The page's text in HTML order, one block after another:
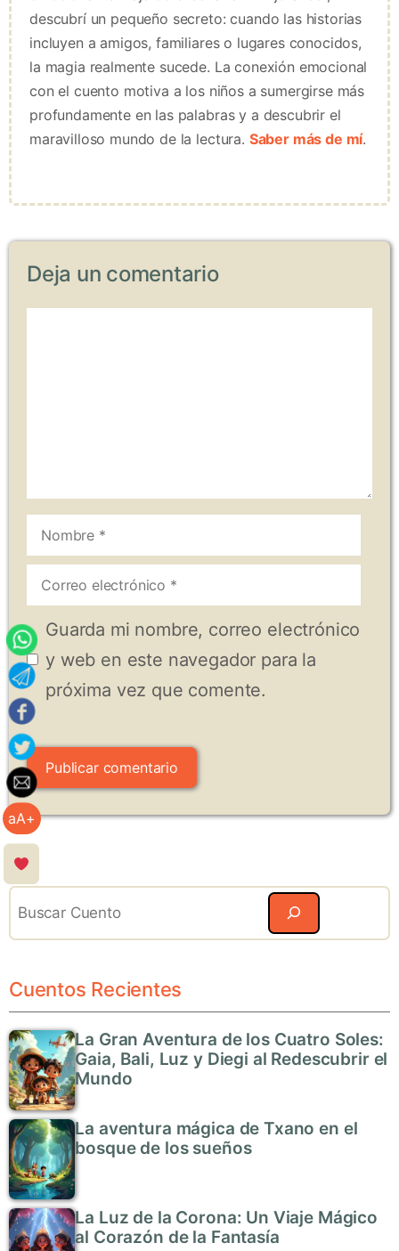
aA+
descubrí un pequeño secreto: cuando las historias
incluyen a amigos, familiares o lugares conocidos,
la magia realmente sucede. La conexión emocional
con el cuento motiva a los niños a sumergirse más
profundamente en las palabras y a descubrir el
maravilloso mundo de la lectura. Saber más de mí.
Deja un comentario
Nombre
Correo
electrónico
Guarda mi nombre, correo electrónico
y web en este navegador para la
próxima vez que comente.
Cuentos Recientes
La Gran Aventura de los Cuatro Soles:
Gaia, Bali, Luz y Diegi al Redescubrir el
Mundo
La aventura mágica de Txano en el
bosque de los sueños
La Luz de la Corona: Un Viaje Mágico
al Corazón de la Fantasía